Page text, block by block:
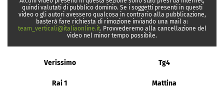
quindi valutati di pubblico dominio. Se i soggetti presenti in questi
video o gli autori avessero qualcosa in contrario alla pubblicazione,
basterà fare richiesta di rimozione inviando una mail a:
team_verticali@italiaonline.it. Provvederemo alla cancellazione del
video nel minor tempo possibile.
Verissimo Tg4
Rai 1 Mattina